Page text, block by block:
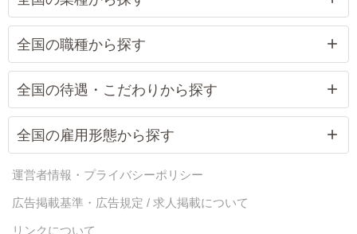
全国の職種から探す
全国の待遇・こだわりから探す
全国の雇用形態から探す
運営者情報・プライバシーポリシー
広告掲載基準・広告規定 / 求人掲載について
リンクについて